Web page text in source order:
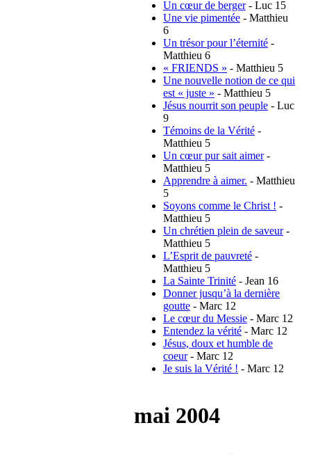
Un cœur de berger- Luc 15
Une vie pimentée - Matthieu
6
Un trésor pour l’éternité -
Matthieu 6
« FRIENDS » - Matthieu 5
Une nouvelle notion de ce qui
est « juste » - Matthieu 5
Jésus nourrit son peuple - Luc
9
Témoins de la Vérité -
Matthieu 5
Un cœur pur sait aimer-
Matthieu 5
Apprendre à aimer. - Matthieu
5
Soyons comme le Christ ! -
Matthieu 5
Un chrétien plein de saveur-
Matthieu 5
L’Esprit de pauvreté -
Matthieu 5
La Sainte Trinité - Jean 16
Donner jusqu’à la dernière
goutte - Marc 12
Le cœur du Messie - Marc 12
Entendez la vérité - Marc 12
Jésus, doux et humble de
coeur- Marc 12
Je suis la Vérité ! - Marc 12
mai 2004